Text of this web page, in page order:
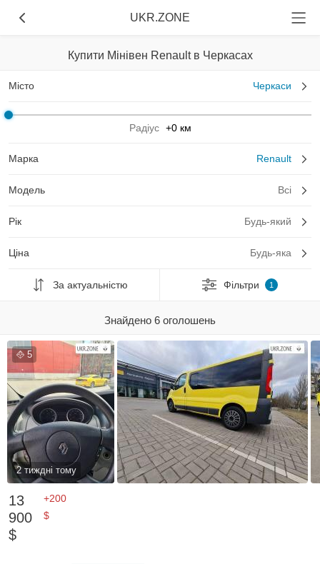
UKR.ZONE
Купити Мінівен Renault в Черкасах
Місто Черкаси
Радіус +0 км
Марка Renault
Модель Всі
Рік Будь-який
Ціна Будь-яка
За актуальністю Фільтри 1
Знайдено 6 оголошень
5
2 тиждні тому
13
900
$
+200
$